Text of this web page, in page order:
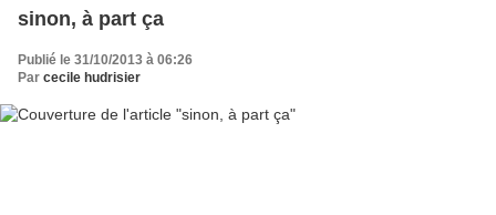
sinon, à part ça
Publié le 31/10/2013 à 06:26
Par cecile hudrisier